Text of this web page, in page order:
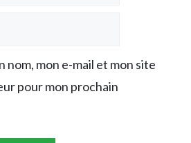
nom, mon e-mail et mon site
pour mon prochain